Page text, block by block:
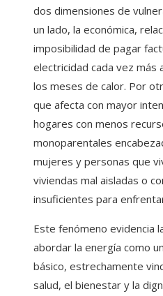
dos dimensiones de
un lado, la económica,
imposibilidad de pagar
electricidad cada vez más
los meses de calor. Por
que afecta con mayor
hogares con menos
monoparentales
mujeres y personas que
viviendas mal aisladas o
insuficientes para
Este fenómeno evidencia
abordar la energía como
básico, estrechamente
salud, el bienestar y la